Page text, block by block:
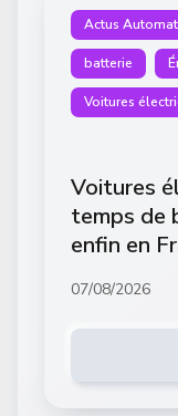
Actus
batterie
Voitures
Voitures
temps de
enfin en
07/08/2026